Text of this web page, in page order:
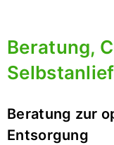
Beratung,
Beratung zur
Entsorgung